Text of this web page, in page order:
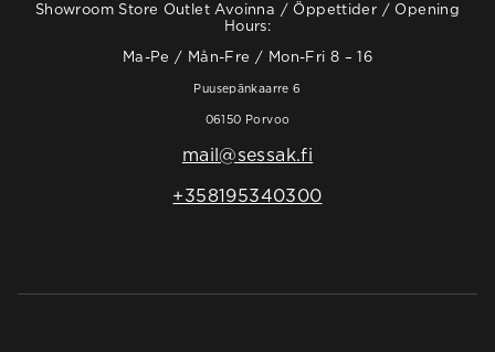
Showroom Store Outlet Avoinna / Öppettider / Opening
Hours:
Ma-Pe / Mån-Fre / Mon-Fri 8 – 16
Puusepänkaarre 6
06150 Porvoo
mail@sessak.fi
+358195340300